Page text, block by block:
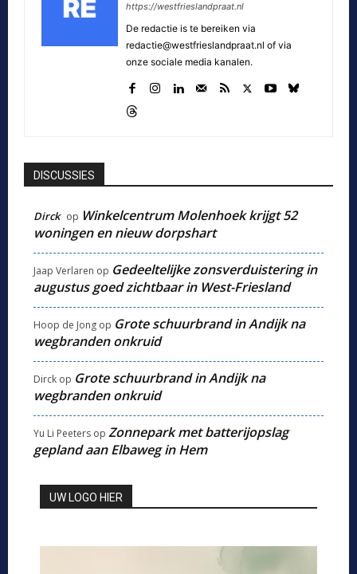
https://westfrieslandpraat.nl
De redactie is te bereiken via
redactie@westfrieslandpraat.nl of via
onze sociale media kanalen.
DISCUSSIES
Dirck op Winkelcentrum Molenhoek krijgt 52
woningen en nieuw dorpshart
Jaap Verlaren op Gedeeltelijke zonsverduistering in
augustus goed zichtbaar in West-Friesland
Hoop de Jong op Grote schuurbrand in Andijk na
wegbranden onkruid
Dirck op Grote schuurbrand in Andijk na
wegbranden onkruid
Yu Li Peeters op Zonnepark met batterijopslag
gepland aan Elbaweg in Hem
UW LOGO HIER